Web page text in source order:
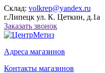
Склад: volkrep@yandex.ru
г.Липецк ул. К. Цеткин, д.1а
Заказать звонок
Адреса магазинов
Контакты магазинов